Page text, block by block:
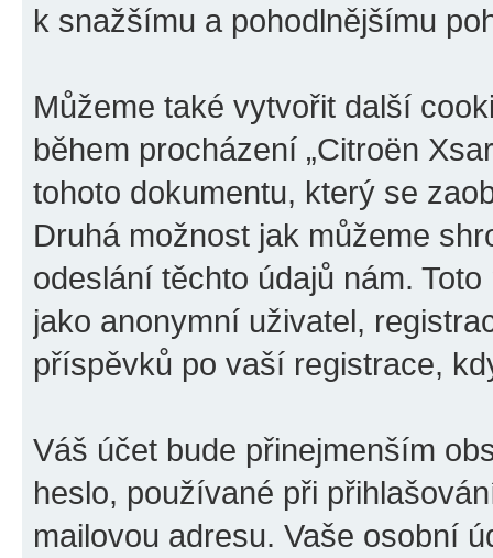
k snažšímu a pohodlnějšímu
Můžeme také vytvořit další
během procházení „Citroën
tohoto dokumentu, který se
Druhá možnost jak můžeme
odeslání těchto údajů nám.
jako anonymní uživatel,
příspěvků po vaší registrace,
Váš účet bude přinejmenším
heslo, používané při
mailovou adresu. Vaše osobní